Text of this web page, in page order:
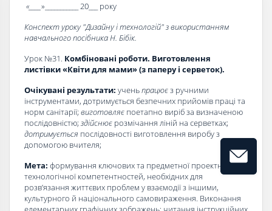
«____ »___________ 20___ року
Конспект уроку "Дизайну і технологій" з використанням
навчального посібника Н. Бібік.
Урок №31. Комбіновані роботи. Виготовлення
листівки «Квіти для мами» (з паперу і серветок).
Очікувані результати: ученьпрацюєз ручними
інструментами, дотримується безпечних прийомів праці та
норм санітарії; виготовляє поетапно виріб за визначеною
послідовністю; здійснює розмічання ліній на серветках;
дотримується послідовності виготовлення виробу з
допомогою вчителя;
Мета: формування ключових та предметної проектно-
технологічної компетентностей, необхідних для
розв’язання життєвих проблем у взаємодії з іншими,
культурного й національного самовираження. Виконання